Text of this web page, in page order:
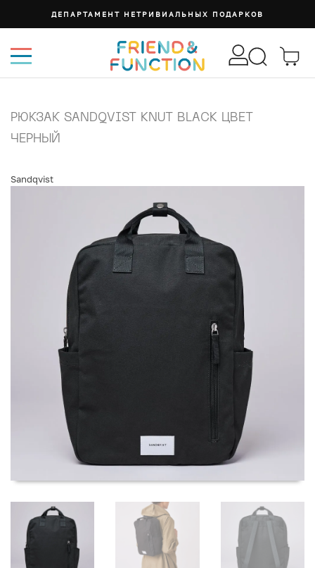
ДЕПАРТАМЕНТ НЕТРИВИАЛЬНЫХ ПОДАРКОВ
РЮКЗАК SANDQVIST KNUT BLACK ЦВЕТ
ЧЕРНЫЙ
Sandqvist